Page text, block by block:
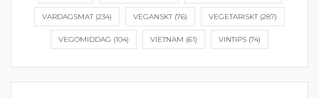
VARDAGSMAT(234) VEGANSKT(76) VEGETARISKT(287)
VEGOMIDDAG (104) VIETNAM (61) VINTIPS (74)